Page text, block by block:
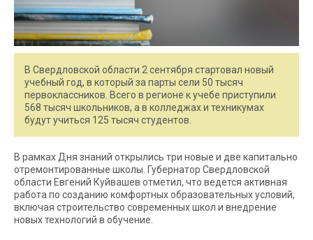
В Свердловской области 2 сентября стартовал новый
учебный год, в который за парты сели 50 тысяч
первоклассников. Всего в регионе к учебе приступили
568 тысяч школьников, а в колледжах и техникумах
будут учиться 125 тысяч студентов.
В рамках Дня знаний открылись три новые и две капитально
отремонтированные школы. Губернатор Свердловской
области Евгений Куйвашев отметил, что ведется активная
работа по созданию комфортных образовательных условий,
включая строительство современных школ и внедрение
новых технологий в обучение.